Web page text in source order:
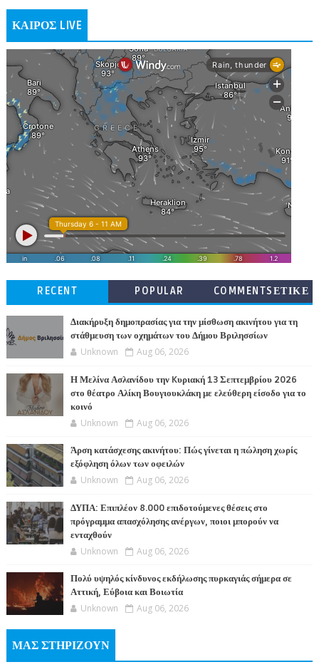
ΚΑΙΡΟΣ LIVE
RECENT POPULAR
COMMENTSΕΤΙΚΕ
Διακήρυξη δημοπρασίας για την μίσθωση ακινήτου για τη
στάθμευση των οχημάτων του Δήμου Βριλησσίων
Unknown Aug 06, 2026
Η Μελίνα Ασλανίδου την Kυριακή 13 Σεπτεμβρίου 2026
στο θέατρο Αλίκη Βουγιουκλάκη με ελεύθερη είσοδο για το
κοινό
Unknown Aug 06, 2026
Άρση κατάσχεσης ακινήτου: Πώς γίνεται η πώληση χωρίς
εξόφληση όλων των οφειλών
Unknown Aug 06, 2026
ΔΥΠΑ: Επιπλέον 8.000 επιδοτούμενες θέσεις στο
πρόγραμμα απασχόλησης ανέργων, ποιοι μπορούν να
ενταχθούν
Unknown Aug 06, 2026
Πολύ υψηλός κίνδυνος εκδήλωσης πυρκαγιάς σήμερα σε
Αττική, Εύβοια και Βοιωτία
Unknown Aug 06, 2026
ΜΑΣ ΣΤΗΡΙΖΟΥΝ